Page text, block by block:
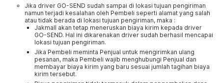
Jika driver GO-SEND sudah sampai di lokasi tujuan pengiriman
namun terjadi kesalahan oleh Pembeli seperti alamat yang salah
atau tidak berada di lokasi tujuan pengiriman, maka :
Jakmall akan tetap meneruskan biaya kirim kepada driver
GO-SEND. Hal ini dikarenakan driver sudah berhasil mencapai
lokasi tujuan pengiriman.
Jika Pembeli meminta Penjual untuk mengirimkan ulang
pesanan, maka Pembeli wajib menghubungi Penjual dan
membayar biaya kirim yang baru sesuai jumlah tagihan biaya
kirim tersebut.